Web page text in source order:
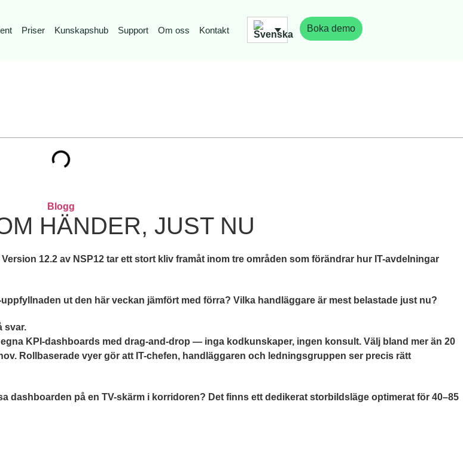
Priser Kunskapshub Support Om oss Kontakt Boka demo
Blogg
HÄNDER, JUST NU
12.2 av NSP12 tar ett stort kliv framåt inom tre områden som förändrar hur IT-avdelningar
ut den här veckan jämfört med förra? Vilka handläggare är mest belastade just nu?
svar.
KPI-dashboards med drag-and-drop — inga kodkunskaper, ingen konsult. Välj bland mer än 20
Rollbaserade vyer gör att IT-chefen, handläggaren och ledningsgruppen ser precis rätt
dashboarden på en TV-skärm i korridoren? Det finns ett dedikerat storbildsläge optimerat för 40–85